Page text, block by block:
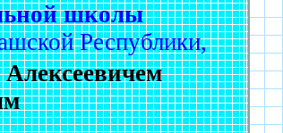
школы
Республики,